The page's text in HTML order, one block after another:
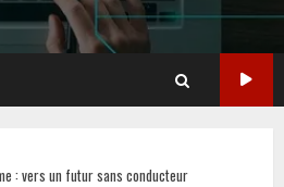
: vers un futur sans conducteur